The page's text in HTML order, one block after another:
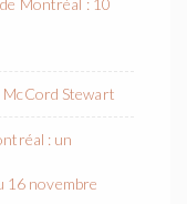
Montréal : 10
McCord Stewart
: un
16 novembre